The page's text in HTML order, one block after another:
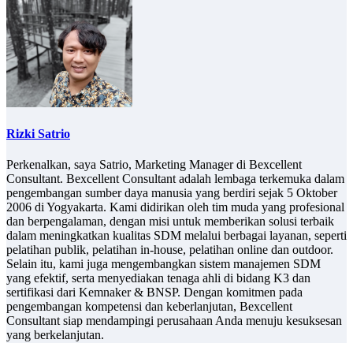
Rizki Satrio
Perkenalkan, saya Satrio, Marketing Manager di Bexcellent
Consultant. Bexcellent Consultant adalah lembaga terkemuka dalam
pengembangan sumber daya manusia yang berdiri sejak 5 Oktober
2006 di Yogyakarta. Kami didirikan oleh tim muda yang profesional
dan berpengalaman, dengan misi untuk memberikan solusi terbaik
dalam meningkatkan kualitas SDM melalui berbagai layanan, seperti
pelatihan publik, pelatihan in-house, pelatihan online dan outdoor.
Selain itu, kami juga mengembangkan sistem manajemen SDM
yang efektif, serta menyediakan tenaga ahli di bidang K3 dan
sertifikasi dari Kemnaker & BNSP. Dengan komitmen pada
pengembangan kompetensi dan keberlanjutan, Bexcellent
Consultant siap mendampingi perusahaan Anda menuju kesuksesan
yang berkelanjutan.